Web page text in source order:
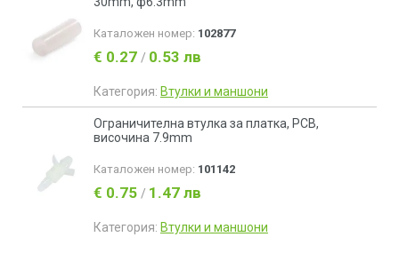
Каталожен номер: 102877
€ 0.27 / 0.53 лв
Категория: Втулки и маншони
Ограничителна втулка за платка, PCB,
височина 7.9mm
Каталожен номер: 101142
€ 0.75 / 1.47 лв
Категория: Втулки и маншони